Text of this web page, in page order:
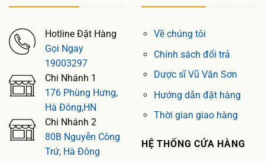
Hotline Đặt Hàng
Gọi Ngay
19003297
Chi Nhánh 1
176 Phùng Hưng,
Hà Đông,HN
Chi Nhánh 2
80B Nguyễn Công
Trứ, Hà Đông
Về chúng tôi
Chính sách đổi trả
Dược sĩ Vũ Văn Sơn
Hướng dẫn đặt hàng
Thời gian giao hàng
HỆ THỐNG CỬA HÀNG